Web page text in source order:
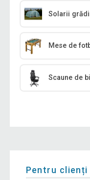
Solarii
Mese de
Scaune de
Pentru clienți